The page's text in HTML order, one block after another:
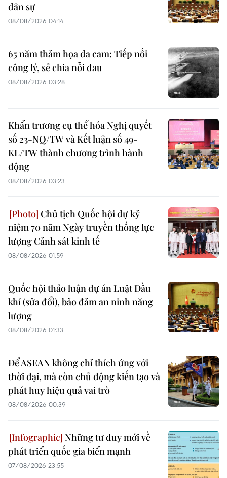
dân sự
08/08/2026 04:14
65 năm thảm họa da cam: Tiếp nối
công lý, sẻ chia nỗi đau
08/08/2026 03:28
Khẩn trương cụ thể hóa Nghị quyết
số 23-NQ/TW và Kết luận số 49-
KL/TW thành chương trình hành
động
08/08/2026 03:23
Chủ tịch Quốc hội dự kỷ
niệm 70 năm Ngày truyền thống lực
lượng Cảnh sát kinh tế
08/08/2026 01:59
Quốc hội thảo luận dự án Luật Dầu
khí (sửa đổi), bảo đảm an ninh năng
lượng
08/08/2026 01:33
Để ASEAN không chỉ thích ứng với
thời đại, mà còn chủ động kiến tạo và
phát huy hiệu quả vai trò
08/08/2026 00:39
Những tư duy mới về
phát triển quốc gia biển mạnh
07/08/2026 23:55